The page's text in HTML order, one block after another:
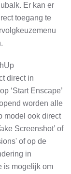
Er kan er
toegang te
direct in
‘Start Enscape’
worden alle
model ook direct
Screenshot’ of
of op de
in
is mogelijk om